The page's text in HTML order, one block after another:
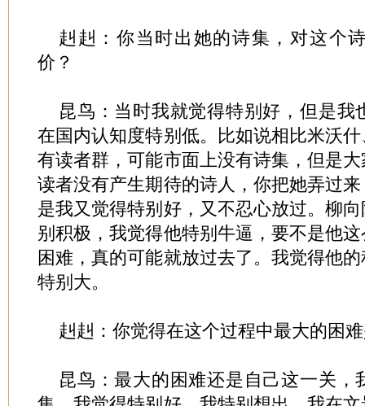
赳赳：你当时出她的诗集，对这个
价？
昆鸟：当时我就觉得特别好，但是我
在国内认知度特别低。比如说相比米沃
有读者群，可能市面上没有诗集，但是
读者没有产生期待的诗人，你把她弄过
是我又觉得特别好，又不忍心放过。柳
别积极，我觉得他特别牛逼，要不是他
困难，真的可能就放过去了。我觉得他
特别大。
赳赳：你觉得在这个过程中最大的困
昆鸟：最大的困难还是自己这一关，